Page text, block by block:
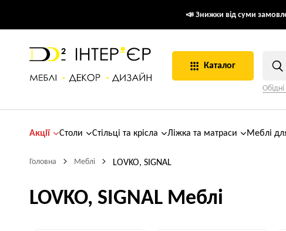
📣 Знижки від суми
Каталог
Акції Столи Стільці та крісла Ліжка та матраси Меблі
Головна Меблі LOVKO, SIGNAL
LOVKO, SIGNAL Меблі